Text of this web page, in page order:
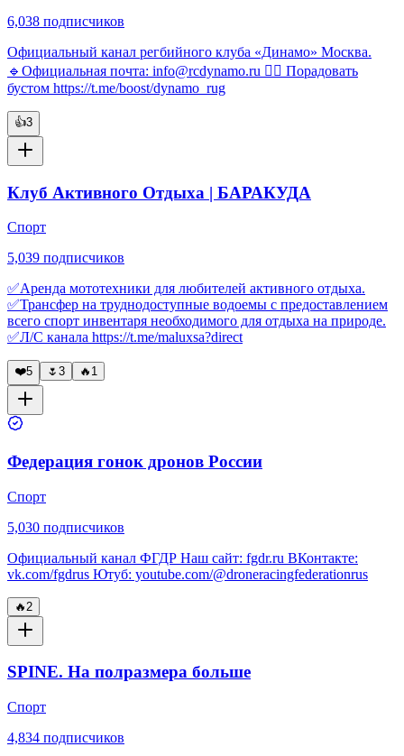
6,038 подписчиков
Официальный канал регбийного клуба «Динамо» Москва.
🔹Официальная почта: info@rcdynamo.ru 👉🏻 Порадовать
бустом https://t.me/boost/dynamo_rug
👍3
Клуб Активного Отдыха | БАРАКУДА
Спорт
5,039 подписчиков
✅Аренда мототехники для любителей активного отдыха.
✅Трансфер на труднодоступные водоемы с предоставлением
всего спорт инвентаря необходимого для отдыха на природе.
✅Л/С канала https://t.me/maluxsa?direct
❤️5 🌷 3 🔥 1
Федерация гонок дронов России
Спорт
5,030 подписчиков
Официальный канал ФГДР Наш сайт: fgdr.ru ВКонтакте:
vk.com/fgdrus Ютуб: youtube.com/@droneracingfederationrus
🔥 2
SPINE. На полразмера больше
Спорт
4,834 подписчиков